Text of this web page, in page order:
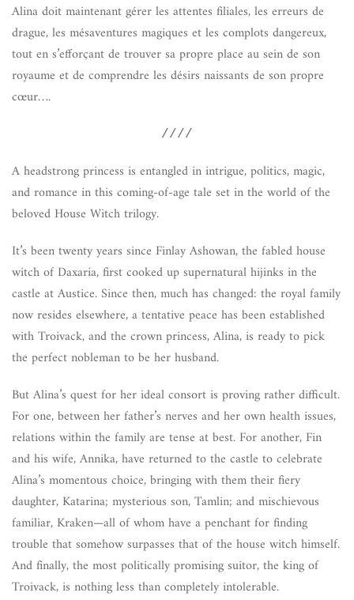
Alina doit maintenant gérer les attentes filiales, les erreurs de
drague, les mésaventures magiques et les complots dangereux,
tout en s’efforçant de trouver sa propre place au sein de son
royaume et de comprendre les désirs naissants de son propre
cœur….
////
A headstrong princess is entangled in intrigue, politics, magic,
and romance in this coming-of-age tale set in the world of the
beloved House Witch trilogy.
It’s been twenty years since Finlay Ashowan, the fabled house
witch of Daxaria, first cooked up supernatural hijinks in the
castle at Austice. Since then, much has changed: the royal family
now resides elsewhere, a tentative peace has been established
with Troivack, and the crown princess, Alina, is ready to pick
the perfect nobleman to be her husband.
But Alina’s quest for her ideal consort is proving rather difficult.
For one, between her father’s nerves and her own health issues,
relations within the family are tense at best. For another, Fin
and his wife, Annika, have returned to the castle to celebrate
Alina’s momentous choice, bringing with them their fiery
daughter, Katarina; mysterious son, Tamlin; and mischievous
familiar, Kraken—all of whom have a penchant for finding
trouble that somehow surpasses that of the house witch himself.
And finally, the most politically promising suitor, the king of
Troivack, is nothing less than completely intolerable.